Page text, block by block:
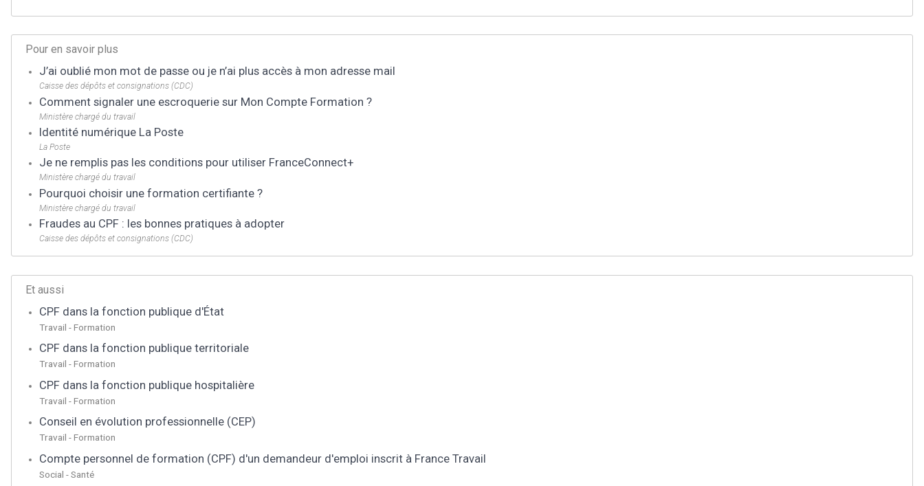
Pour en savoir plus
J’ai oublié mon mot de passe ou je n’ai plus accès à mon adresse mail
Caisse des dépôts et consignations (CDC)
Comment signaler une escroquerie sur Mon Compte Formation ?
Ministère chargé du travail
Identité numérique La Poste
La Poste
Je ne remplis pas les conditions pour utiliser FranceConnect+
Ministère chargé du travail
Pourquoi choisir une formation certifiante ?
Ministère chargé du travail
Fraudes au CPF : les bonnes pratiques à adopter
Caisse des dépôts et consignations (CDC)
Et aussi
CPF dans la fonction publique d'État
Travail - Formation
CPF dans la fonction publique territoriale
Travail - Formation
CPF dans la fonction publique hospitalière
Travail - Formation
Conseil en évolution professionnelle (CEP)
Travail - Formation
Compte personnel de formation (CPF) d'un demandeur d'emploi inscrit à France Travail
Social - Santé